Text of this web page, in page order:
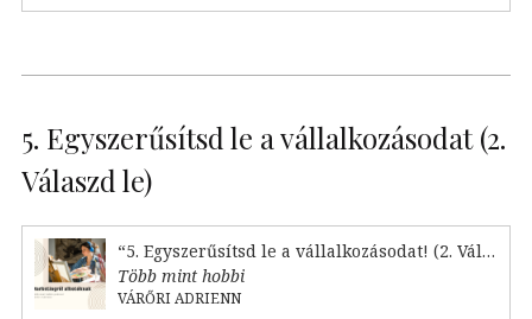
5. Egyszerűsítsd le a vállalkozásodat (2.
Válaszd le)
“5. Egyszerűsítsd le a vállalkozásodat! (2. Válaszd le)”
Több mint hobbi
VÁRŐRI ADRIENN